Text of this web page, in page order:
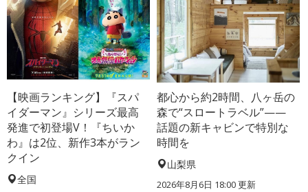
【映画ランキング】『スパ
イダーマン』シリーズ最高
発進で初登場V！『ちいか
わ』は2位、新作3本がラン
クイン
全国
都心から約2時間、八ヶ岳の
森で“スロートラベル”——
話題の新キャビンで特別な
時間を
山梨県
2026年8月6日 18:00更新